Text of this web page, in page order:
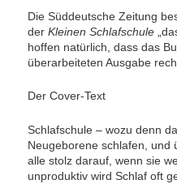
Die Süddeutsche Zeitung
derKleinen Schlafschule
hoffen natürlich, dass das
überarbeiteten Ausgabe
Der Cover-Text
Schlafschule – wozu denn
Neugeborene schlafen, und
alle stolz darauf, wenn sie
unproduktiv wird Schlaf oft